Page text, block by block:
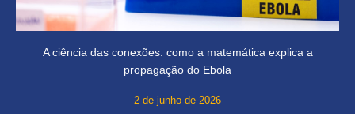
A ciência das conexões: como a matemática explica a
propagação do Ebola
2 de junho de 2026